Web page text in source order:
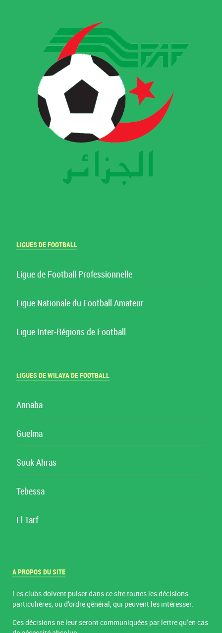
LIGUES DE FOOTBALL
Ligue de Football Professionnelle
Ligue Nationale du Football Amateur
Ligue Inter-Régions de Football
LIGUES DE WILAYA DE FOOTBALL
Annaba
Guelma
Souk Ahras
Tebessa
El Tarf
A PROPOS DU SITE
Les clubs doivent puiser dans ce site toutes les décisions
particulières, ou d’ordre général, qui peuvent les intéresser.
Ces décisions ne leur seront communiquées par lettre qu’en cas